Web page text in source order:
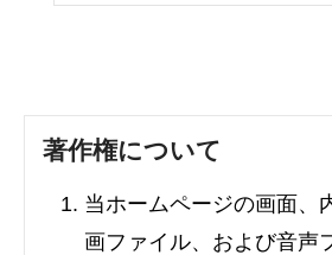
著作権について
当ホームページの画面、
画ファイル、および音声